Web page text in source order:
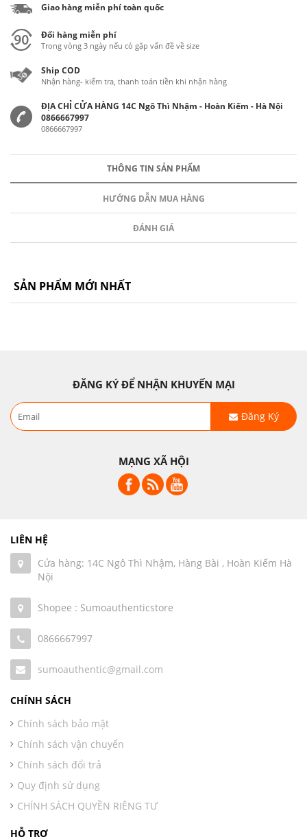
Giao hàng miễn phí toàn quốc
Đổi hàng miễn phí
Trong vòng 3 ngày nếu có gặp vấn đề về size
Ship COD
Nhận hàng- kiểm tra, thanh toán tiền khi nhận hàng
ĐỊA CHỈ CỬA HÀNG 14C Ngô Thì Nhậm - Hoàn Kiếm - Hà Nội
0866667997
0866667997
THÔNG TIN SẢN PHẨM
HƯỚNG DẪN MUA HÀNG
ĐÁNH GIÁ
SẢN PHẨM MỚI NHẤT
ĐĂNG KÝ ĐỂ NHẬN KHUYẾN MẠI
Đăng Ký
MẠNG XÃ HỘI
LIÊN HỆ
Cửa hàng: 14C Ngô Thì Nhậm, Hàng Bài , Hoàn Kiếm Hà
Nội
Shopee : Sumoauthenticstore
0866667997
sumoauthentic@gmail.com
CHÍNH SÁCH
Chính sách bảo mật
Chính sách vận chuyển
Chính sách đổi trả
Quy định sử dụng
CHÍNH SÁCH QUYỀN RIÊNG TƯ
HỖ TRỢ